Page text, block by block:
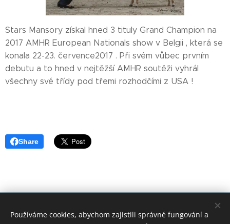
Stars Mansory získal hned 3 tituly Grand Champion na
2017 AMHR European Nationals show v Belgii , která se
konala 22-23. července2017 . Při svém vůbec prvním
debutu a to hned v nejtěžší AMHR soutěži vyhrál
všechny své třídy pod třemi rozhodčími z USA !
Share
© 2018 Tikitano Farm. Všechna práva vyhrazena.Kopírování
textů nebo obrázků zakázáno.
Používáme cookies, abychom zajistili správné fungování a